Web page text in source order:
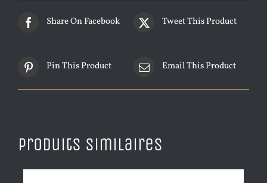
Share On Facebook Tweet This Product
Pin This Product Email This Product
Produits similaires